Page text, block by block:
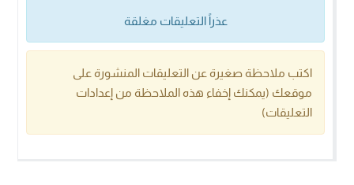
عذراً التعليقات مغلقة
اكتب ملاحظة صغيرة عن التعليقات المنشورة على
موقعك (يمكنك إخفاء هذه الملاحظة من إعدادات
التعليقات)